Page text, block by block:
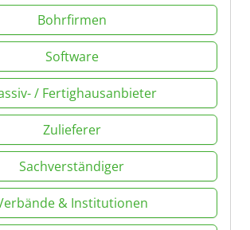
Bohrfirmen
Software
/ Fertighausanbieter
Zulieferer
Sachverständiger
& Institutionen